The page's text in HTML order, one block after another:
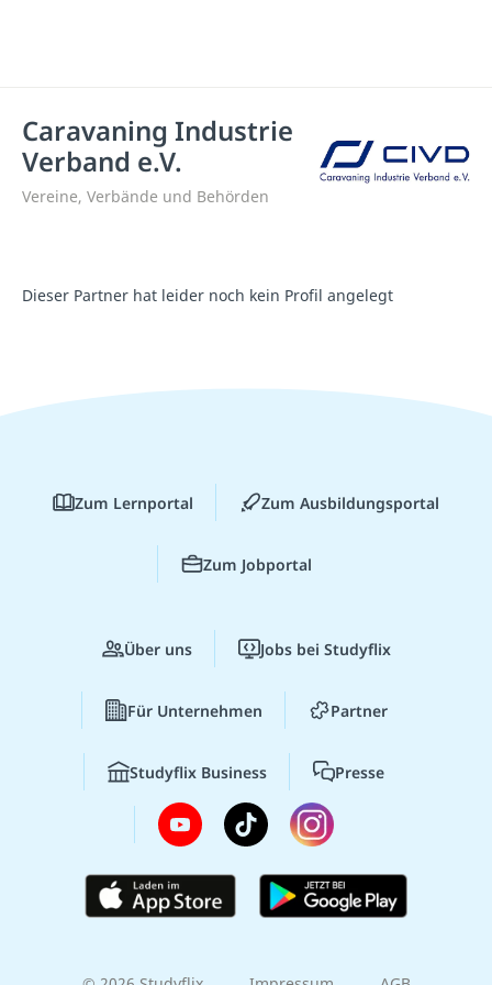
Caravaning Industrie
Verband e.V.
Vereine, Verbände und Behörden
Dieser Partner hat leider noch kein Profil angelegt
Zum Lernportal Zum Ausbildungsportal
Zum Jobportal
Über uns Jobs bei Studyflix
Für Unternehmen Partner
Studyflix Business Presse